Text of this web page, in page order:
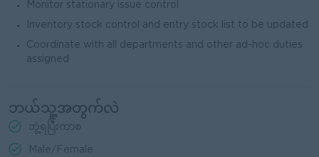
Monitor stationary issue control
Inventory stock control and entry stock list to be updated
Coordinate with all departments and other ad-hoc duties
assigned
ဘယ်သူ့အတွက်လဲ
ဘွဲ့ရပြီးကာစ
Male/Female